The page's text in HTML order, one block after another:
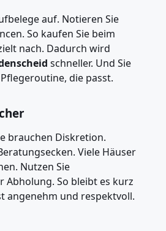
auf. Notieren Sie
So kaufen Sie beim
nach. Dadurch wird
schneller. Und Sie
die passt.
brauchen Diskretion.
Viele Häuser
Nutzen Sie
Abholung. So bleibt es kurz
angenehm und respektvoll.